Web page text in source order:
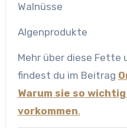
Walnüsse
Algenprodukte
Mehr über diese Fette
findest du im Beitrag
Warum sie so
vorkommen.